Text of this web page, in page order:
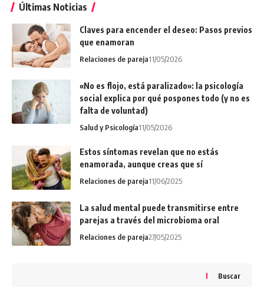
Últimas Noticias
Claves para encender el deseo: Pasos previos
que enamoran
Relaciones de pareja11/05/2026
«No es flojo, está paralizado»: la psicología
social explica por qué pospones todo (y no es
falta de voluntad)
Salud y Psicología11/05/2026
Estos síntomas revelan que no estás
enamorada, aunque creas que sí
Relaciones de pareja11/06/2025
La salud mental puede transmitirse entre
parejas a través del microbioma oral
Relaciones de pareja27/05/2025
Buscar